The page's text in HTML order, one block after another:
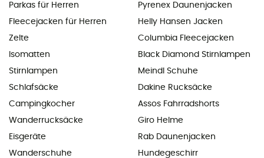
Parkas für Herren
Fleecejacken für Herren
Zelte
Isomatten
Stirnlampen
Schlafsäcke
Campingkocher
Wanderrucksäcke
Eisgeräte
Wanderschuhe
Pyrenex Daunenjacken
Helly Hansen Jacken
Columbia Fleecejacken
Black Diamond Stirnlampen
Meindl Schuhe
Dakine Rucksäcke
Assos Fahrradshorts
Giro Helme
Rab Daunenjacken
Hundegeschirr